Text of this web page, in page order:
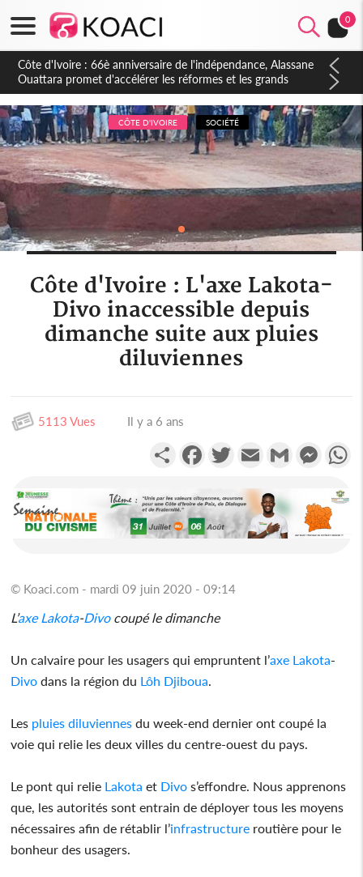
0
Côte d'Ivoire : À Abidjan, Amadou Oury Bah admire le modèle
ivoirien et veut s'en inspirer pour accélérer le développement
de la Guinée
CÔTE D'IVOIRE SOCIÉTÉ
Côte d'Ivoire : L'axe Lakota-
Divo inaccessible depuis
dimanche suite aux pluies
diluviennes
5113 Vues Il y a 6 ans
PartagerFacebookTwitterEmail Gmail
© Koaci.com - mardi 09 juin 2020 - 09:14
L’axe Lakota-Divocoupé le dimanche
Un calvaire pour les usagers qui empruntent l’axe Lakota-
Divo dans la région du Lôh Djiboua.
Les pluies diluviennes du week-end dernier ont coupé la
voie qui relie les deux villes du centre-ouest du pays.
Le pont qui relie Lakota et Divo s’effondre. Nous apprenons
que, les autorités sont entrain de déployer tous les moyens
nécessaires afin de rétablir l’infrastructure routière pour le
bonheur des usagers.